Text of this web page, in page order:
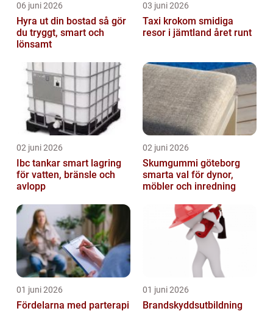
06 juni 2026
Hyra ut din bostad så gör
du tryggt, smart och
lönsamt
03 juni 2026
Taxi krokom smidiga
resor i jämtland året runt
02 juni 2026
Ibc tankar smart lagring
för vatten, bränsle och
avlopp
02 juni 2026
Skumgummi göteborg
smarta val för dynor,
möbler och inredning
01 juni 2026
Fördelarna med parterapi
01 juni 2026
Brandskyddsutbildning